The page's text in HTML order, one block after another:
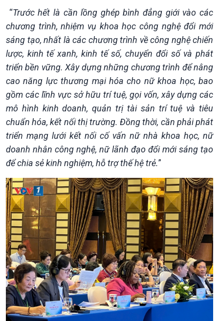
Kinh tế
Tin Kinh tế
Trước giờ mở cửa
Dòng chảy Kinh tế
Sức sống hàng Việt
Khởi nghiệp
Tuyên chiến với gian lận
thương mại
Nông nghiệp & Biển đảo
Tin Nông nghiệp & Biển
đảo
Mùa vàng
Biển đảo Việt Nam
Tâm tình biên giới và hải
đảo
Tìm hiểu biển, đảo Việt
Nam
“Trước hết là cần lồng ghép bình đẳng giới vào các
chương trình, nhiệm vụ khoa học công nghệ đổi mới
sáng tạo, nhất là các chương trình về công nghệ chiến
lược, kinh tế xanh, kinh tế số, chuyển đổi số và phát
triển bền vững. Xây dựng những chương trình để nâng
cao năng lực thương mại hóa cho nữ khoa học, bao
gồm các lĩnh vực sở hữu trí tuệ, gọi vốn, xây dựng các
mô hình kinh doanh, quản trị tài sản trí tuệ và tiêu
chuẩn hóa, kết nối thị trường. Đồng thời, cần phải phát
triển mạng lưới kết nối cố vấn nữ nhà khoa học, nữ
doanh nhân công nghệ, nữ lãnh đạo đổi mới sáng tạo
để chia sẻ kinh nghiệm, hỗ trợ thế hệ trẻ.”